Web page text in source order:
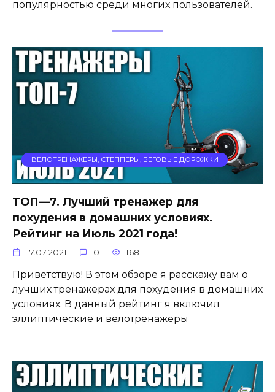
популярностью среди многих пользователей.
ВЕЛОТРЕНАЖЕРЫ, СТЕППЕРЫ, БЕГОВЫЕ ДОРОЖКИ
ТОП—7. Лучший тренажер для
похудения в домашних условиях.
Рейтинг на Июль 2021 года!
17.07.2021 0 168
Приветствую! В этом обзоре я расскажу вам о
лучших тренажерах для похудения в домашних
условиях. В данный рейтинг я включил
эллиптические и велотренажеры